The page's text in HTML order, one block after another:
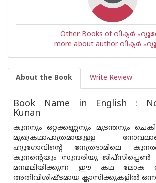
Other Books of വിക്ടര്‍
more about author വിക്ടര്‍
About the Book Write Review
Book Name in English :
Kunan
കൂനനും ഒറ്റക്കണ്ണനും മുടന്തനും
മുഖ്യകഥാപാത്രമായുള്ള
ഹ്യൂഗോവിന്റെ നേത്രദാമിലെ
കൂനന്റെയും സുന്ദരിയു
മനമലിയിക്കുന്ന ഈ കഥ ലോക
അതിവിശിഷ്ടമായ ക്ലാസിക്കുകളില്‍